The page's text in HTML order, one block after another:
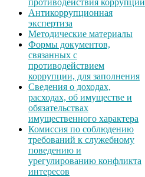
Антикоррупционная
экспертиза
Методические материалы
Формы документов,
связанных с
противодействием
коррупции, для заполнения
Сведения о доходах,
расходах, об имуществе и
обязательствах
имущественного характера
Комиссия по соблюдению
требований к служебному
поведению и
урегулированию конфликта
интересов